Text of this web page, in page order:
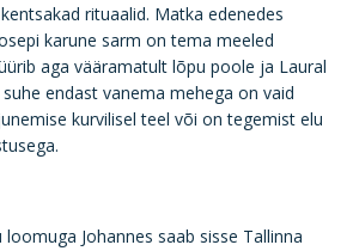
rituaalid. Matka edenedes
karune sarm on tema meeled
aga vääramatult lõpu poole ja Laural
endast vanema mehega on vaid
kurvilisel teel või on tegemist elu
Johannes saab sisse Tallinna